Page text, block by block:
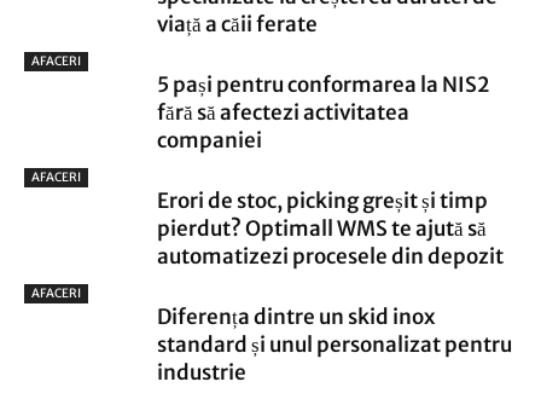
viață a căii ferate
AFACERI
5 pași pentru conformarea la NIS2
fără să afectezi activitatea
companiei
AFACERI
Erori de stoc, picking greșit și timp
pierdut? Optimall WMS te ajută să
automatizezi procesele din depozit
AFACERI
Diferența dintre un skid inox
standard și unul personalizat pentru
industrie